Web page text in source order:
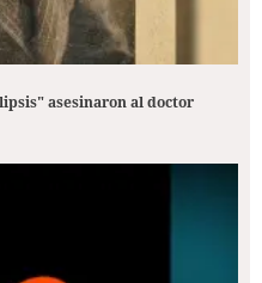
asesinaron al doctor